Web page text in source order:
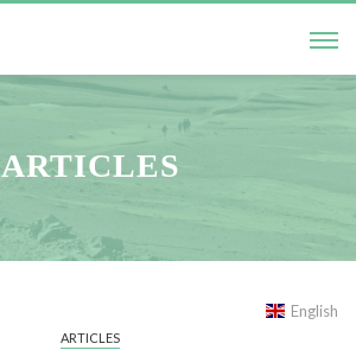
ARTICLES
English
ARTICLES